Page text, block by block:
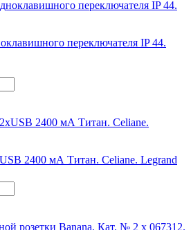
переключателя IP 44.
2400 мА Титан. Celiane. Legrand